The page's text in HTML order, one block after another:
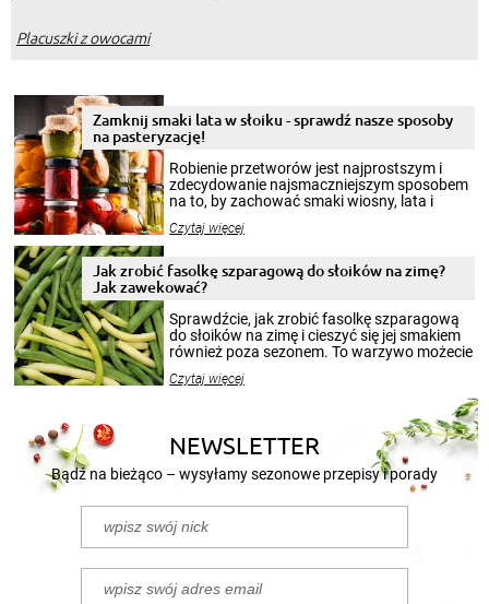
Placuszki z owocami
Zamknij smaki lata w słoiku - sprawdź nasze sposoby
na pasteryzację!
Robienie przetworów jest najprostszym i
zdecydowanie najsmaczniejszym sposobem
na to, by zachować smaki wiosny, lata i
krajobrazów, by cieszyć nimi oko w sezonie
pełni poczuć atmosferę cieplejszych
miesięcy. Przygotowanie słoików ze
patenty, które pozwolą zachować świeżość
przetworów.
Czytaj więcej
Jak zrobić fasolkę szparagową do słoików na zimę?
Jak zawekować?
Sprawdźcie, jak zrobić fasolkę szparagową
do słoików na zimę i cieszyć się jej smakiem
również poza sezonem. To warzywo możecie
nasze propozycje!
Czytaj więcej
NEWSLETTER
Bądź na bieżąco – wysyłamy sezonowe przepisy i porady